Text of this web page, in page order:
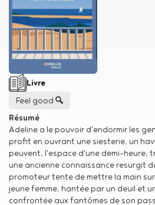
Type de support matériel
Livre
Genre
Feel good
Résumé
Adeline a le pouvoir d'endormir les
profit en ouvrant une siesterie, un
peuvent, l'espace d'une demi-heure,
une ancienne connaissance resurgit
promoteur tente de mettre la main
jeune femme, hantée par un deuil et
confrontée aux fantômes de son